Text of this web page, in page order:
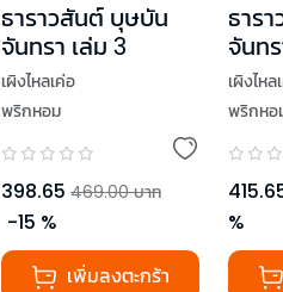
ธาราวสันต์ บุษบัน
จันทรา เล่ม 3
เผิงไหลเค่อ
พริกหอม
398.65 469.00 บาท
-15 %
เพิ่มลงตะกร้า
ธาร
จันท
เผิงไหล
พริกหอ
%